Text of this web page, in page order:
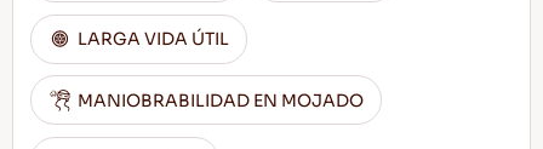
LARGA VIDA ÚTIL
MANIOBRABILIDAD EN MOJADO